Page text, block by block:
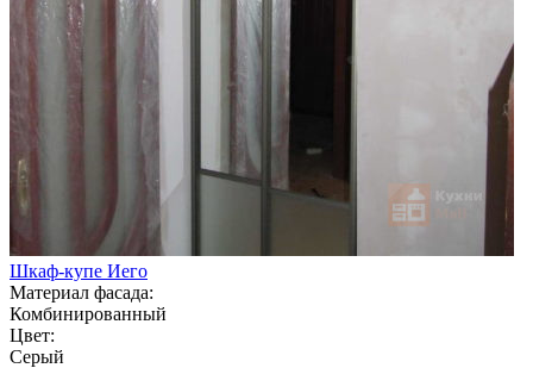
Шкаф-купе Иего
Материал фасада:
Комбинированный
Цвет:
Серый